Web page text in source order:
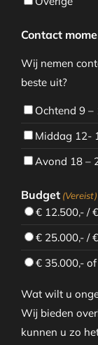
Contact
Wij nemen
beste uit?
Ochtend 9 –
Middag 12-
Avond 18 –
Budget (Vereist)
€ 12.500,- /
€ 25.000,- /
€ 35.000,- of
Wat wilt u
Wij bieden
kunnen u zo